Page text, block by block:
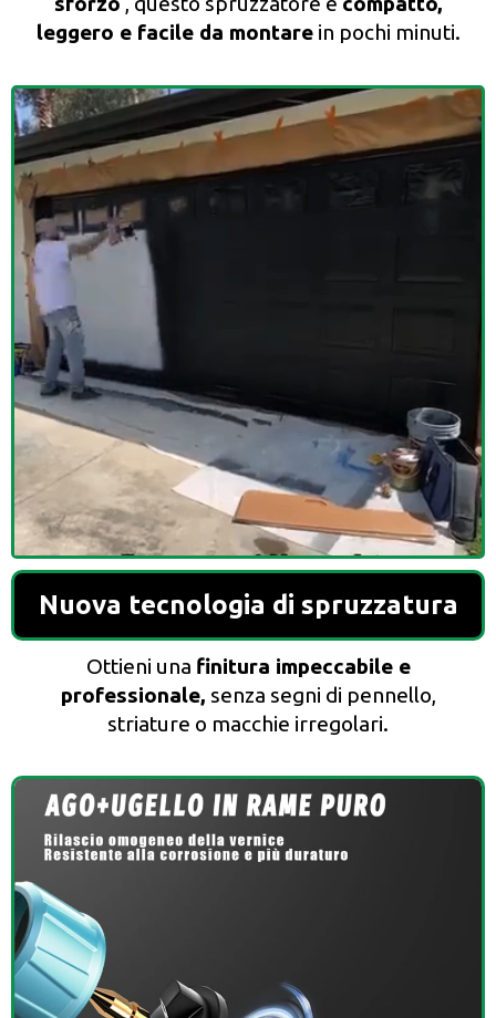
leggero e facile da montarein pochi minuti.
Nuova tecnologia di spruzzatura
Ottieni una finitura impeccabile e
professionale, senza segni di pennello,
striature o macchie irregolari.